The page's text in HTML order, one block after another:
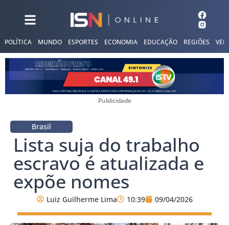
POLÍTICA MUNDO ESPORTES ECONOMIA EDUCAÇÃO REGIÕES
Publicidade
Brasil
Lista suja do trabalho
escravo é atualizada e
expõe nomes
Luiz Guilherme Lima 10:39 09/04/2026